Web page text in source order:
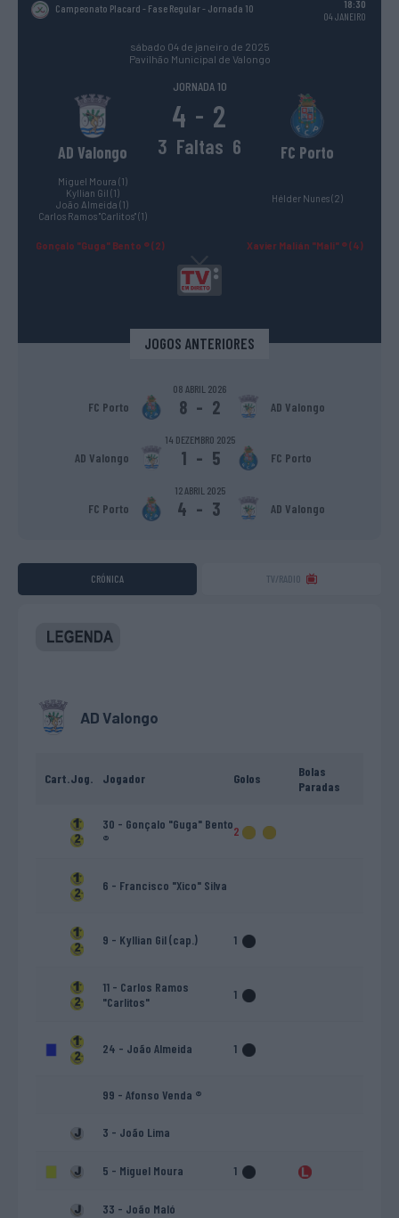
Campeonato Placard - Fase Regular- Jornada 10
18:30
04 JANEIRO
sábado 04 de janeiro de 2025
Pavilhão Municipal de Valongo
JORNADA 10
AD Valongo
4 - 2
3 Faltas 6 FC Porto
Miguel Moura (1)
Kyllian Gil (1)
João Almeida (1)
Carlos Ramos "Carlitos" (1)
Hélder Nunes (2)
Gonçalo "Guga" Bento ® (2) Xavier Malián "Mali" ® (4)
JOGOS ANTERIORES
08 ABRIL 2026
FC Porto 8 - 2 AD Valongo
14 DEZEMBRO 2025
AD Valongo 1 - 5 FC Porto
12 ABRIL 2025
FC Porto 4 - 3 AD Valongo
CRÓNICA TV/RADIO
AD Valongo
Cart.Jog. Jogador Golos
Bolas
Paradas
30 - Gonçalo "Guga" Bento
®
2
6 - Francisco "Xico" Silva
9 - Kyllian Gil (cap.) 1
11 - Carlos Ramos
"Carlitos"
1
24 - João Almeida 1
99 - Afonso Venda ®
3 - João Lima
5 - Miguel Moura 1
33 - João Maló